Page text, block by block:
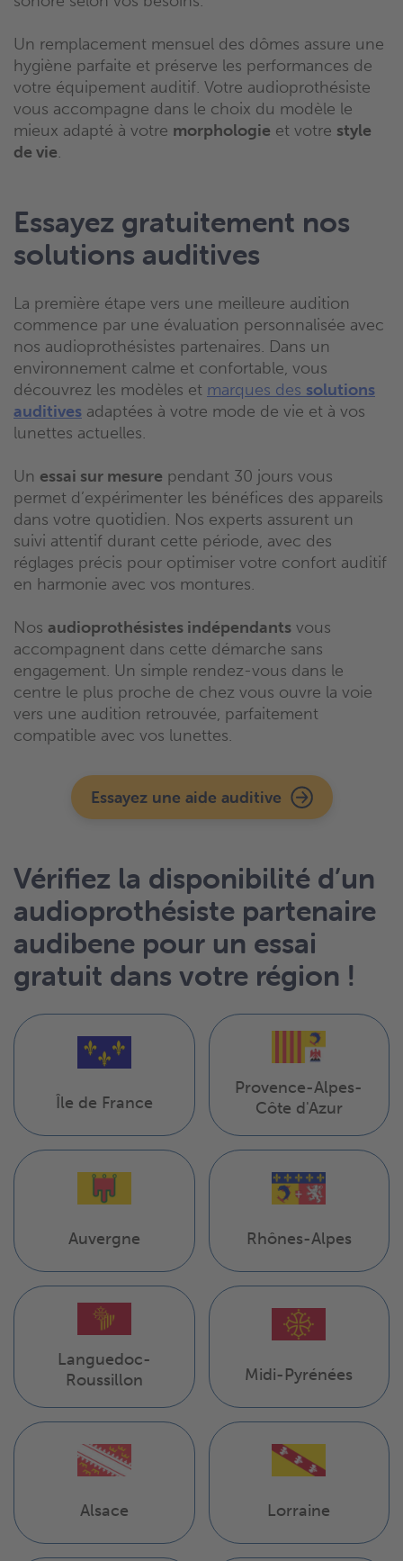
Un remplacement mensuel des dômes assure une
hygiène parfaite et préserve les performances de
votre équipement auditif. Votre audioprothésiste
vous accompagne dans le choix du modèle le
mieux adapté à votre morphologie et votre style
de vie.
Essayez gratuitement nos
solutions auditives
La première étape vers une meilleure audition
commence par une évaluation personnalisée avec
nos audioprothésistes partenaires. Dans un
environnement calme et confortable, vous
découvrez les modèles et marques des solutions
auditives adaptées à votre mode de vie et à vos
lunettes actuelles.
Un essai sur mesure pendant 30 jours vous
permet d’expérimenter les bénéfices des appareils
dans votre quotidien. Nos experts assurent un
suivi attentif durant cette période, avec des
réglages précis pour optimiser votre confort auditif
en harmonie avec vos montures.
Nos audioprothésistes indépendants vous
accompagnent dans cette démarche sans
engagement. Un simple rendez-vous dans le
centre le plus proche de chez vous ouvre la voie
vers une audition retrouvée, parfaitement
compatible avec vos lunettes.
Essayez une aide auditive
Vérifiez la disponibilité d’un
audioprothésiste partenaire
audibene pour un essai
gratuit dans votre région !
Île de France
Provence-Alpes-
Côte d'Azur
Auvergne Rhônes-Alpes
Languedoc-
Roussillon
Midi-Pyrénées
Alsace Lorraine